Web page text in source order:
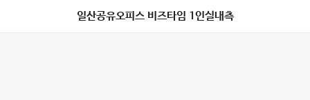
일산공유오피스 비즈타임 1인실내측